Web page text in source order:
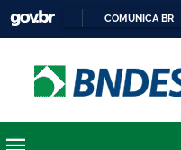
COMUNICA BR